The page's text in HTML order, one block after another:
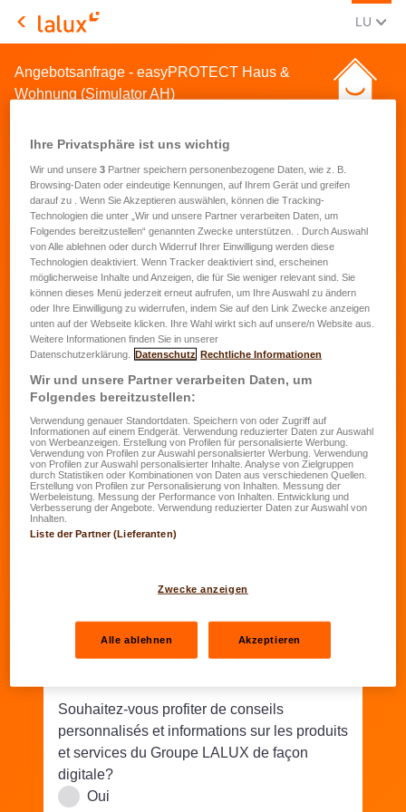
LALUX Assurances
LU
Angebotsanfrage - easyPROTECT Haus &
Wohnung (Simulator AH)
Demande de devis pour une
assurance habitation
Prénom*
Nom*
JJ.MM.AAAA
Rue/N°*
Email*
Souhaitez-vous profiter de conseils
personnalisés et informations sur les produits
et services du Groupe LALUX de façon
digitale?
Oui
Ihre Privatsphäre ist uns wichtig
Wir und unsere3 Partner speichern personenbezogene Daten, wie z. B.
Browsing-Daten oder eindeutige Kennungen, auf Ihrem Gerät und greifen
darauf zu . Wenn Sie Akzeptieren auswählen, können die Tracking-
Technologien die unter „Wir und unsere Partner verarbeiten Daten, um
Folgendes bereitzustellen“ genannten Zwecke unterstützen. . Durch Auswahl
von Alle ablehnen oder durch Widerruf Ihrer Einwilligung werden diese
Technologien deaktiviert. Wenn Tracker deaktiviert sind, erscheinen
möglicherweise Inhalte und Anzeigen, die für Sie weniger relevant sind. Sie
können dieses Menü jederzeit erneut aufrufen, um Ihre Auswahl zu ändern
oder Ihre Einwilligung zu widerrufen, indem Sie auf den Link Zwecke anzeigen
unten auf der Webseite klicken. Ihre Wahl wirkt sich auf unsere/n Website aus.
Weitere Informationen finden Sie in unserer
Datenschutzerklärung.
Datenschutz Rechtliche Informationen
Wir und unsere Partner verarbeiten Daten, um
Folgendes bereitzustellen:
Verwendung genauer Standortdaten. Speichern von oder Zugriff auf
Informationen auf einem Endgerät. Verwendung reduzierter Daten zur Auswahl
von Werbeanzeigen. Erstellung von Profilen für personalisierte Werbung.
Verwendung von Profilen zur Auswahl personalisierter Werbung. Verwendung
von Profilen zur Auswahl personalisierter Inhalte. Analyse von Zielgruppen
durch Statistiken oder Kombinationen von Daten aus verschiedenen Quellen.
Erstellung von Profilen zur Personalisierung von Inhalten. Messung der
Werbeleistung. Messung der Performance von Inhalten. Entwicklung und
Verbesserung der Angebote. Verwendung reduzierter Daten zur Auswahl von
Inhalten.
Liste der Partner (Lieferanten)
Zwecke anzeigen
Alle ablehnen Akzeptieren